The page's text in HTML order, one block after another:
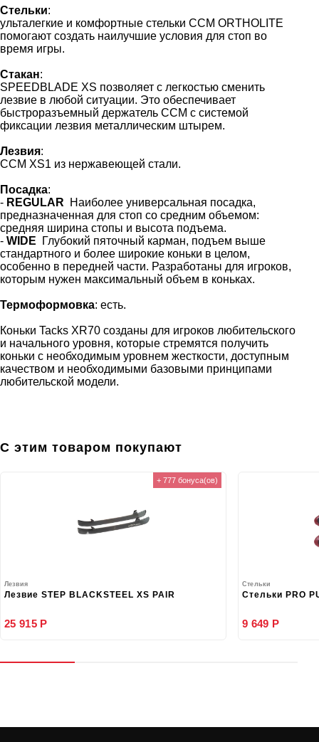
Стельки:
ульталегкие и комфортные стельки CCM ORTHOLITE
помогают создать наилучшие условия для стоп во
время игры.
Стакан:
SPEEDBLADE XS позволяет с легкостью сменить
лезвие в любой ситуации. Это обеспечивает
быстроразъемный держатель CCM с системой
фиксации лезвия металлическим штырем.
Лезвия:
CCM XS1 из нержавеющей стали.
Посадка:
- REGULAR
Наиболее универсальная посадка,
предназначенная для стоп со средним объемом:
средняя ширина стопы и высота подъема.
- WIDE
Глубокий пяточный карман, подъем выше
стандартного и более широкие коньки в целом,
особенно в передней части. Разработаны для игроков,
которым нужен максимальный объем в коньках.
Термоформовка: есть.
Коньки Tacks XR70 созданы для игроков любительского
и начального уровня, которые стремятся получить
коньки с необходимым уровнем жесткости, доступным
качеством и необходимыми базовыми принципами
любительской модели.
С этим товаром покупают
+ 777 бонуса(ов)
Лезвия
Лезвие STEP BLACKSTEEL XS PAIR
25 915 Р
Стельки
Стельки PRO
9 649 Р